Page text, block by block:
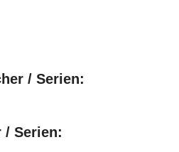
/ Serien:
/ Serien: